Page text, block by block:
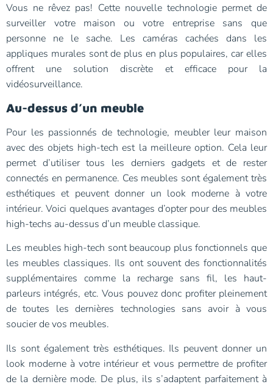
Vous ne rêvez pas! Cette nouvelle technologie permet de
surveiller votre maison ou votre entreprise sans que
personne ne le sache. Les caméras cachées dans les
appliques murales sont de plus en plus populaires, car elles
offrent une solution discrète et efficace pour la
vidéosurveillance.
Au-dessus d’un meuble
Pour les passionnés de technologie, meubler leur maison
avec des objets high-tech est la meilleure option. Cela leur
permet d’utiliser tous les derniers gadgets et de rester
connectés en permanence. Ces meubles sont également très
esthétiques et peuvent donner un look moderne à votre
intérieur. Voici quelques avantages d’opter pour des meubles
high-techs au-dessus d’un meuble classique.
Les meubles high-tech sont beaucoup plus fonctionnels que
les meubles classiques. Ils ont souvent des fonctionnalités
supplémentaires comme la recharge sans fil, les haut-
parleurs intégrés, etc. Vous pouvez donc profiter pleinement
de toutes les dernières technologies sans avoir à vous
soucier de vos meubles.
Ils sont également très esthétiques. Ils peuvent donner un
look moderne à votre intérieur et vous permettre de profiter
de la dernière mode. De plus, ils s’adaptent parfaitement à